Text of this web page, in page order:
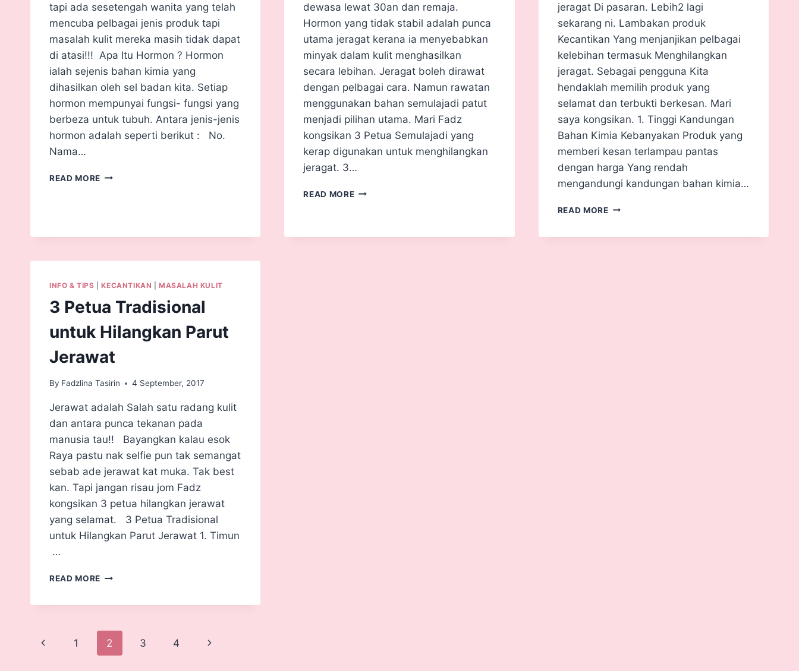
tapi ada sesetengah wanita yang telah
mencuba pelbagai jenis produk tapi
masalah kulit mereka masih tidak dapat
di atasi!!! Apa Itu Hormon ? Hormon
ialah sejenis bahan kimia yang
dihasilkan oleh sel badan kita. Setiap
hormon mempunyai fungsi- fungsi yang
berbeza untuk tubuh. Antara jenis-jenis
hormon adalah seperti berikut : No.
Nama…
READ MORE
dewasa lewat 30an dan remaja.
Hormon yang tidak stabil adalah punca
utama jeragat kerana ia menyebabkan
minyak dalam kulit menghasilkan
secara lebihan. Jeragat boleh dirawat
dengan pelbagai cara. Namun rawatan
menggunakan bahan semulajadi patut
menjadi pilihan utama. Mari Fadz
kongsikan 3 Petua Semulajadi yang
kerap digunakan untuk menghilangkan
jeragat. 3…
READ MORE
jeragat Di pasaran. Lebih2 lagi
sekarang ni. Lambakan produk
Kecantikan Yang menjanjikan pelbagai
kelebihan termasuk Menghilangkan
jeragat. Sebagai pengguna Kita
hendaklah memilih produk yang
selamat dan terbukti berkesan. Mari
saya kongsikan. 1. Tinggi Kandungan
Bahan Kimia Kebanyakan Produk yang
memberi kesan terlampau pantas
dengan harga Yang rendah
mengandungi kandungan bahan kimia…
READ MORE
INFO & TIPS |KECANTIKAN |MASALAH KULIT
3 Petua Tradisional
untuk Hilangkan Parut
Jerawat
By Fadzlina Tasirin 4 September, 2017
Jerawat adalah Salah satu radang kulit
dan antara punca tekanan pada
manusia tau!! Bayangkan kalau esok
Raya pastu nak selfie pun tak semangat
sebab ade jerawat kat muka. Tak best
kan. Tapi jangan risau jom Fadz
kongsikan 3 petua hilangkan jerawat
yang selamat. 3 Petua Tradisional
untuk Hilangkan Parut Jerawat 1. Timun
…
READ MORE
1 2 3 4